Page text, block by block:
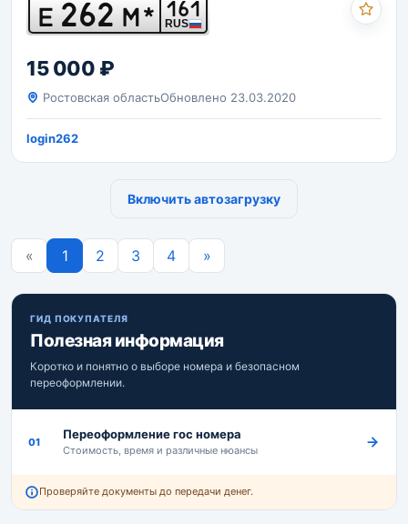
Е 262 М* 161
RUS
15 000 ₽
Ростовская областьОбновлено 23.03.2020
login262
Включить автозагрузку
« Previous
1 2 3 4 »Next
ГИД ПОКУПАТЕЛЯ
Полезная информация
Коротко и понятно о выборе номера и безопасном
переоформлении.
01
Переоформление гос номера
Стоимость, время и различные нюансы
Проверяйте документы до передачи денег.